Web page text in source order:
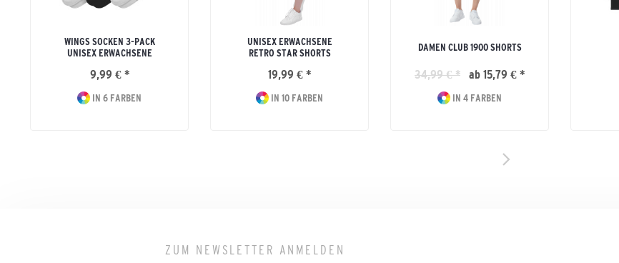
WINGS SOCKEN 3-PACK
UNISEX ERWACHSENE
9,99 € *
IN 6 FARBEN
UNISEX ERWACHSENE
RETRO STAR SHORTS
19,99 € *
IN 10 FARBEN
DAMEN CLUB 1900 SHORTS
34,99 € * ab 15,79 € *
IN 4 FARBEN
ZUM NEWSLETTER ANMELDEN